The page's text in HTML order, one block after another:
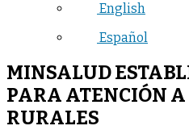
English
Español
MINSALUD
PARA ATENCIÓN A
RURALES